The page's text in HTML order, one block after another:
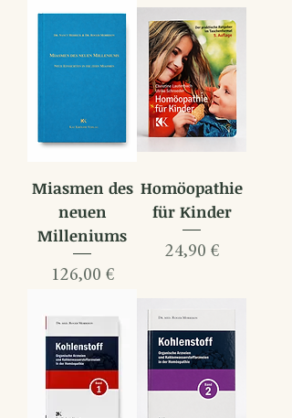
Miasmen des
neuen
Milleniums
Preis
126,00 €
Homöopathie
für Kinder
Preis
24,90 €